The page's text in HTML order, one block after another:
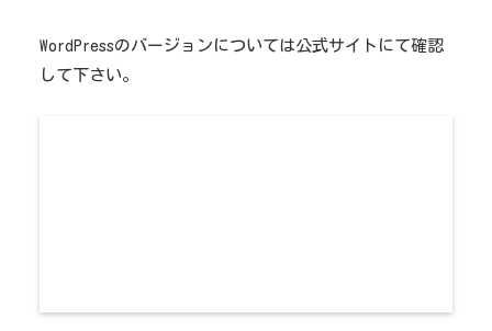
WordPressのバージョンについては公式サイトにて確認
して下さい。